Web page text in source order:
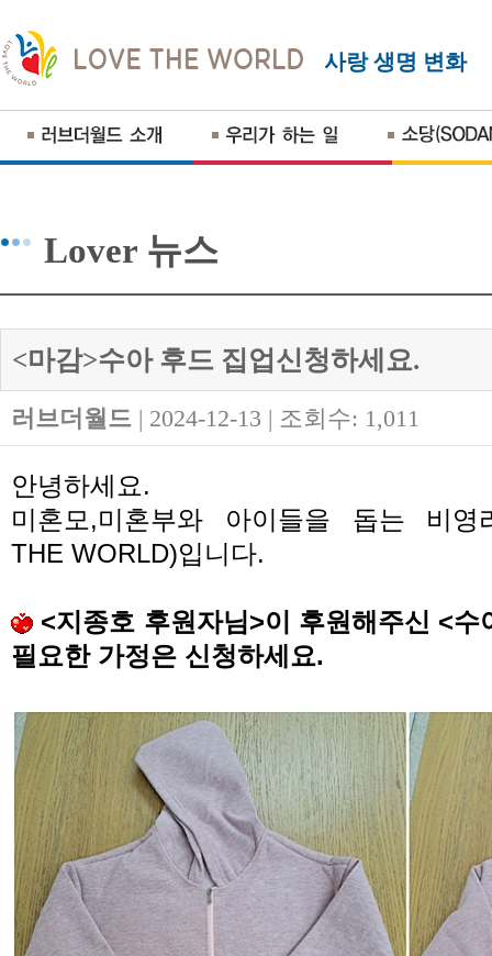
사랑 생명 변화
Lover 뉴스
<마감>수아 후드 집업신청하세요.
러브더월드 | 2024-12-13 | 조회수: 1,011
안녕하세요 .
미혼모 ,미혼부와 아이들을 돕는 비영
THE WORLD)입니다.
<지종호 후원자님>이 후원해주신 <수
필요한 가정은 신청하세요.